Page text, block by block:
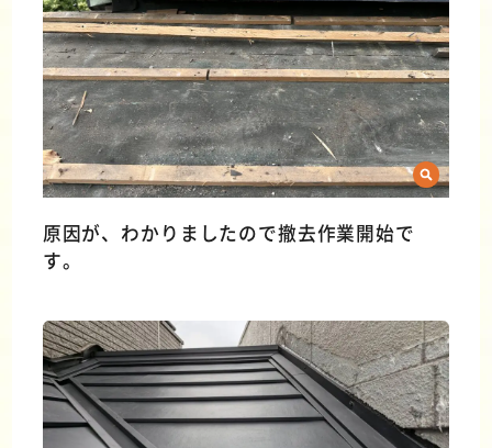
原因が、わかりましたので撤去作業開始で
す。